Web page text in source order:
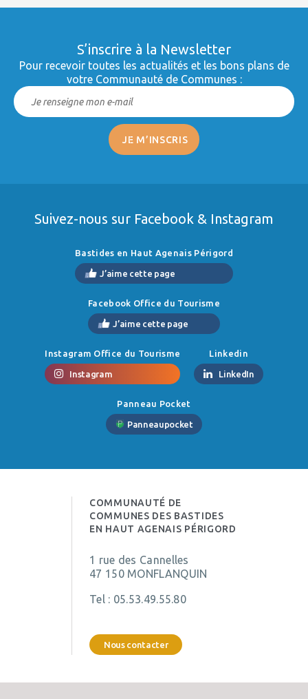
S’inscrire à la Newsletter
Pour recevoir toutes les actualités et les bons plans de
votre Communauté de Communes :
Suivez-nous sur Facebook & Instagram
Bastides en Haut Agenais Périgord
J’aime cette page
Facebook Office du Tourisme
J’aime cette page
Instagram Office du Tourisme
Instagram
Linkedin
LinkedIn
Panneau Pocket
Panneaupocket
COMMUNAUTÉ DE
COMMUNES DES BASTIDES
EN HAUT AGENAIS PÉRIGORD
1 rue des Cannelles
47 150 MONFLANQUIN
Tel : 05.53.49.55.80
Nous contacter